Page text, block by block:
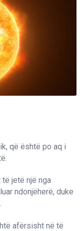
që është po aq i
jetë një nga
ndonjëherë, duke